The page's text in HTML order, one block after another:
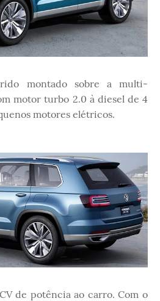
montado sobre a multi-
motor turbo 2.0 à diesel de 4
motores elétricos.
de potência ao carro. Com o